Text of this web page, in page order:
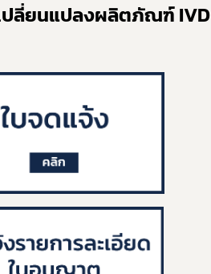
ปลี่ยนแปลงผลิตภัณฑ์ IVD